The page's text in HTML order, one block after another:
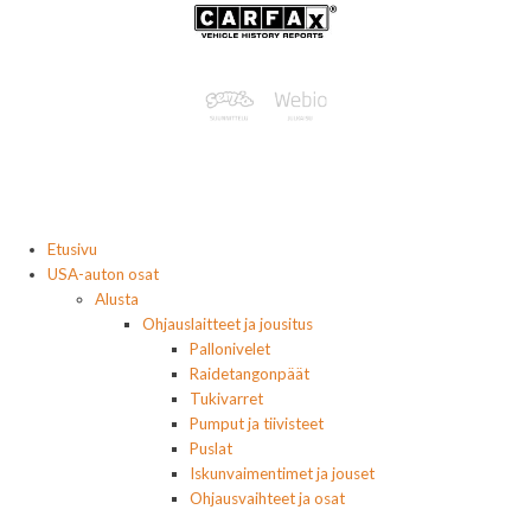
Etusivu
USA-auton osat
Alusta
Ohjauslaitteet ja jousitus
Pallonivelet
Raidetangonpäät
Tukivarret
Pumput ja tiivisteet
Puslat
Iskunvaimentimet ja jouset
Ohjausvaihteet ja osat